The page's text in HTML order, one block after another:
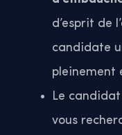
d’esprit de
candidate
pleinement
Le
vous